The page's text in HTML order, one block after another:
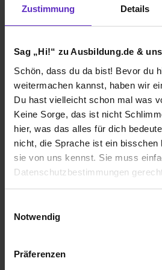
Zustimmung Details
Sag „Hi!“ zu Ausbildung.de &
Schön, dass du da bist! Bevor du
weitermachen kannst, haben wir
Du hast vielleicht schon mal was
Keine Sorge, das ist nicht
hier, was das alles für dich
nicht, die Sprache ist ein
sie von uns kennst. Sie muss
Datenschutzbestimmungen
Benutzung der Webseite
Notwendig
Präferenzen
Heuchemer Verpackung
2025
8 Std. pro Tag
Noch in der Ausbildung